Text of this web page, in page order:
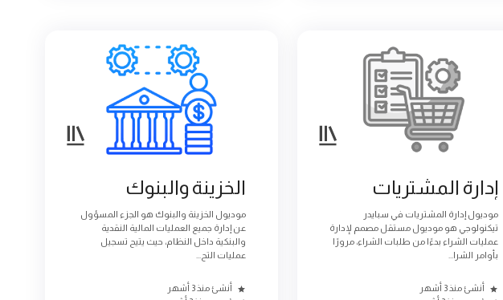
إدارة المشتريات
موديول إدارة المشتريات في سبايدر
تيكنولوجي هو موديول مستقل مصمم لإدارة
عمليات الشراء بدءًا من طلبات الشراء، مرورًا
بأوامر الشرا...
أنشئ منذ 3 أشهر
الخزينة والبنوك
موديول الخزينة والبنوك هو الجزء المسؤول
عن إدارة جميع العمليات المالية النقدية
والبنكية داخل النظام، حيث يتيح تسجيل
عمليات التح...
أنشئ منذ 3 أشهر